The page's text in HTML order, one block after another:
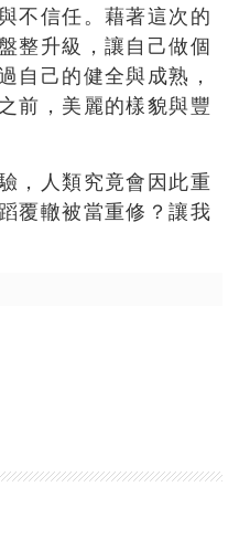
不信任。藉著這次的
整升級，讓自己做個
自己的健全與成熟，
前，美麗的樣貌與豐
，人類究竟會因此重
覆轍被當重修？讓我